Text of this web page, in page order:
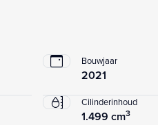
Bouwjaar
2021
Cilinderinhoud
1.499 cm3